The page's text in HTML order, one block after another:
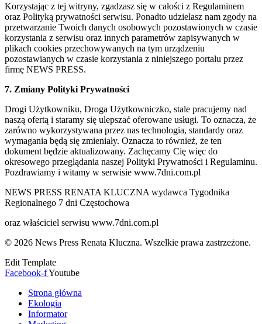
Korzystając z tej witryny, zgadzasz się w całości z Regulaminem
oraz Polityką prywatności serwisu. Ponadto udzielasz nam zgody na
przetwarzanie Twoich danych osobowych pozostawionych w czasie
korzystania z serwisu oraz innych parametrów zapisywanych w
plikach cookies przechowywanych na tym urządzeniu
pozostawianych w czasie korzystania z niniejszego portalu przez
firmę NEWS PRESS.
7. Zmiany Polityki Prywatności
Drogi Użytkowniku, Droga Użytkowniczko, stale pracujemy nad
naszą ofertą i staramy się ulepszać oferowane usługi. To oznacza, że
zarówno wykorzystywana przez nas technologia, standardy oraz
wymagania będą się zmieniały. Oznacza to również, że ten
dokument będzie aktualizowany. Zachęcamy Cię więc do
okresowego przeglądania naszej Polityki Prywatności i Regulaminu.
Pozdrawiamy i witamy w serwisie www.7dni.com.pl
NEWS PRESS RENATA KLUCZNA wydawca Tygodnika
Regionalnego 7 dni Częstochowa
oraz właściciel serwisu www.7dni.com.pl
© 2026 News Press Renata Kluczna. Wszelkie prawa zastrzeżone.
Edit Template
Facebook-fYoutube
Strona główna
Ekologia
Informator